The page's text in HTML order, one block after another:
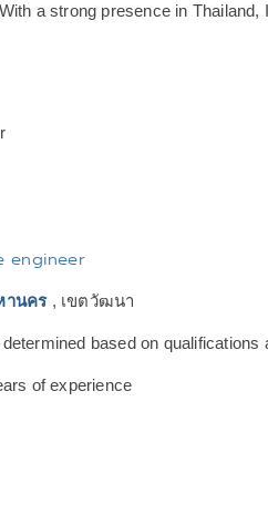
With a strong presence in Thailand,
engineer
านคร, เขตวัฒนา
based on qualifications
of experience